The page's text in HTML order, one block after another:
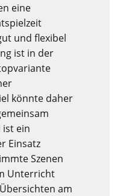
eine
und flexibel
ist in der
könnte daher
ist ein
Einsatz
Szenen
Unterricht
am